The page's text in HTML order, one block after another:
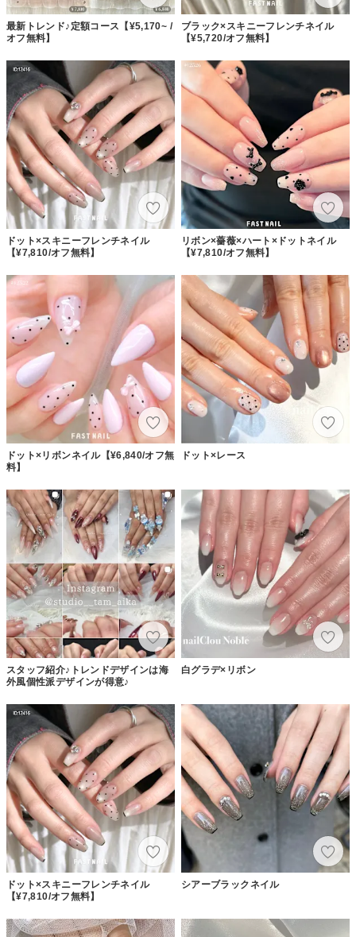
最新トレンド♪定額コース【¥5,170~ /
オフ無料】
ブラック×スキニーフレンチネイル
【¥5,720/オフ無料】
ドット×スキニーフレンチネイル
【¥7,810/オフ無料】
リボン×薔薇×ハート×ドットネイル
【¥7,810/オフ無料】
ドット×リボンネイル【¥6,840/オフ無
料】
ドット×レース
スタッフ紹介♪トレンドデザインは海
外風個性派デザインが得意♪
白グラデ×リボン
ドット×スキニーフレンチネイル
【¥7,810/オフ無料】
シアーブラックネイル